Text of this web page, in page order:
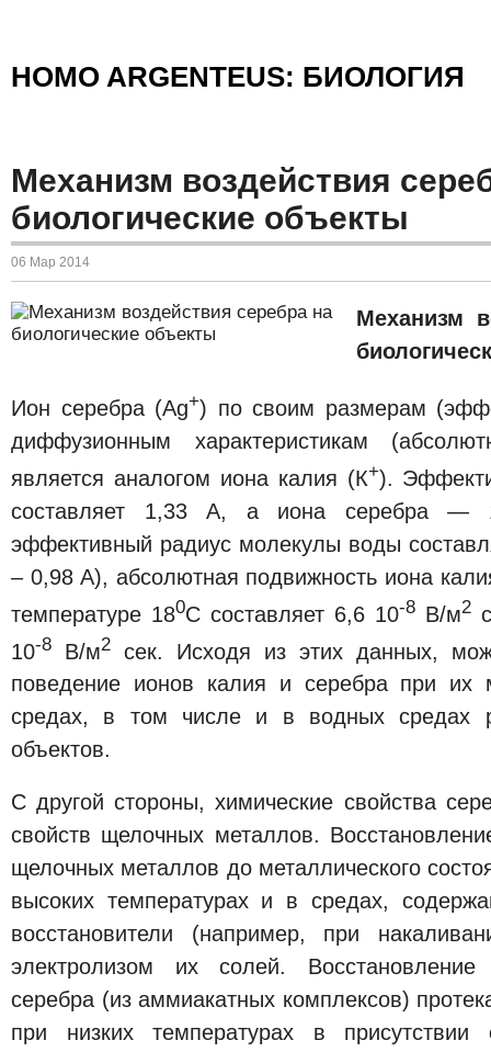
HOMO ARGENTEUS: БИОЛОГИЯ
Механизм воздействия
биологические объекты
06 Мар 2014
Механизм
Ион серебра (Ag+) по своим размерам
диффузионным характеристикам
является аналогом иона калия (К+).
составляет 1,33 А, а иона серебра —
эффективный радиус молекулы воды
– 0,98 А), абсолютная подвижность иона
температуре 180С составляет 6,6 10-8 В/м2
10-8 В/м2 сек. Исходя из этих данных,
поведение ионов калия и серебра при их
средах, в том числе и в водных средах
объектов.
С другой стороны, химические свойства
свойств щелочных металлов.
щелочных металлов до металлического
высоких температурах и в средах,
восстановители (например, при
электролизом их солей. Восстановление
серебра (из аммиакатных комплексов)
при низких температурах в присутствии